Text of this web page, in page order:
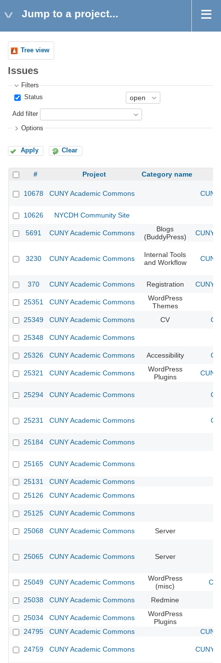
Jump to a project...
Tree view
Issues
Filters
Status
Add filter
Options
Apply Clear
# Project Category name
10678 CUNY Academic Commons
10626 NYCDH Community Site
5691 CUNY Academic Commons
Blogs
(BuddyPress)
CUNY
3230 CUNY Academic Commons
Internal Tools
and Workflow
370 CUNY Academic Commons Registration CUNY
25351 CUNY Academic Commons
WordPress
Themes
25349
CUNY Academic Commons CV
25348 CUNY Academic Commons
25326 CUNY Academic Commons Accessibility
25321 CUNY Academic Commons
WordPress
Plugins
25294 CUNY Academic Commons
25231 CUNY Academic Commons
25184 CUNY Academic Commons
25165 CUNY Academic Commons
25131
CUNY Academic Commons
25126
CUNY Academic Commons
25125 CUNY Academic Commons
25068 CUNY Academic Commons Server
25065 CUNY Academic Commons Server
25049 CUNY Academic Commons
WordPress
(misc)
25038 CUNY Academic Commons Redmine
25034 CUNY Academic Commons
WordPress
Plugins
24795
CUNY Academic Commons
24759 CUNY Academic Commons CUNY